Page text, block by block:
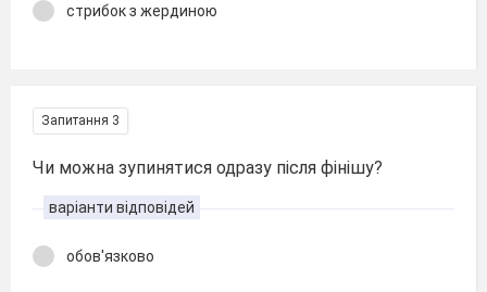
стрибок з жердиною
Запитання 3
Чи можна зупинятися одразу після фінішу?
варіанти відповідей
обов'язково